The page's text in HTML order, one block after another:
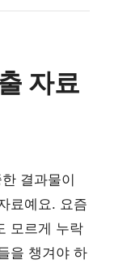
자료
결과물이
료예요. 요즘
모르게 누락
을 챙겨야 하